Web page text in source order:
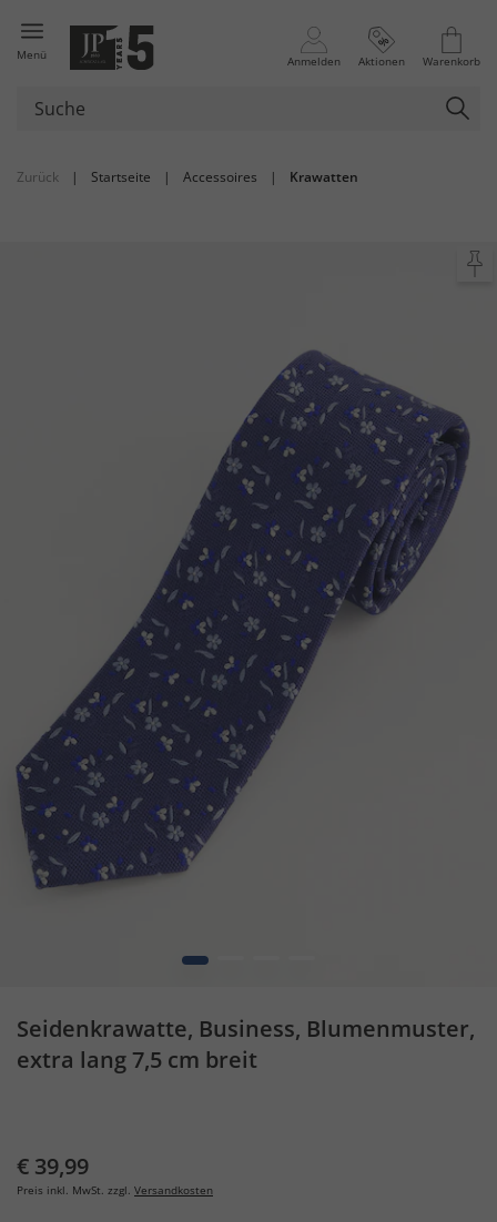
Menü Anmelden Aktionen Warenkorb
Zurück | Startseite | Accessoires | Krawatten
1
Seidenkrawatte, Business, Blumenmuster,
extra lang 7,5 cm breit
€ 39,99
Preis inkl. MwSt. zzgl. Versandkosten